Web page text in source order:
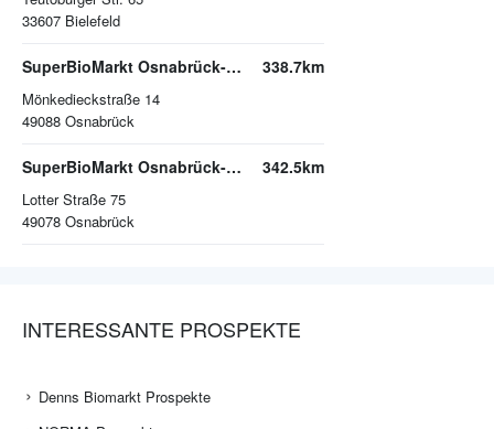
33607 Bielefeld
SuperBioMarkt Osnabrück-Dodesheide
Mönkedieckstraße 14
49088 Osnabrück
338.7km
SuperBioMarkt Osnabrück-Westerberg
Lotter Straße 75
49078 Osnabrück
342.5km
INTERESSANTE PROSPEKTE
Denns Biomarkt Prospekte